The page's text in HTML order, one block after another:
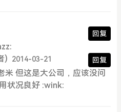
回复
) 2014-03-21 回复
米 但这是大公司，应该没问
状况良好 :wink: